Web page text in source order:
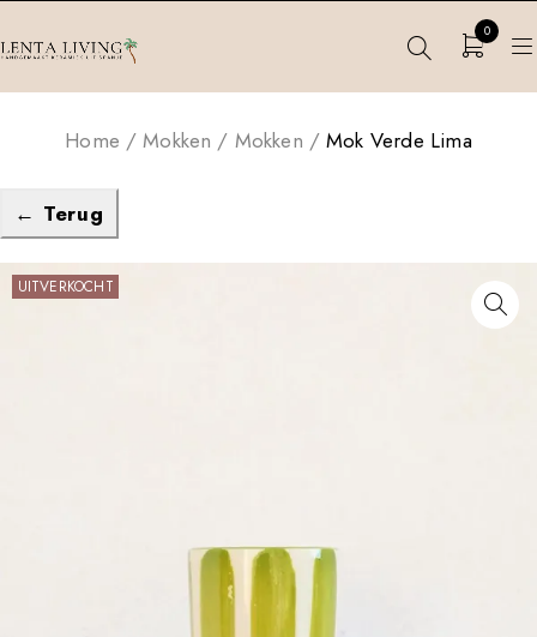
0
Home / Mokken / Mokken / Mok Verde Lima
← Terug
UITVERKOCHT